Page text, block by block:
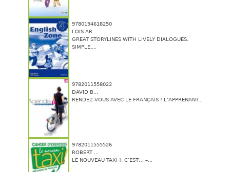
9780194618250
LOIS AR...
GREAT STORYLINES WITH LIVELY DIALOGUES.
SIMPLE,...
9782011558022
DAVID B...
RENDEZ-VOUS AVEC LE FRANÇAIS ! L’APPRENANT...
9782011555526
ROBERT ...
LE NOUVEAU TAXI !, C’EST… –...